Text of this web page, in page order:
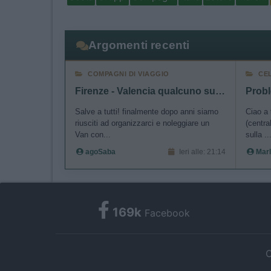
I want
Argomenti recenti
COMPAGNI DI VIAGGIO
Firenze - Valencia qualcuno sulla stessa tratta?
Salve a tutti! finalmente dopo anni siamo
riusciti ad organizzarci e noleggiare un
Van con...
agoSaba Ieri alle: 21:14
Ciao a
sulla ...
Marl
169k Facebook